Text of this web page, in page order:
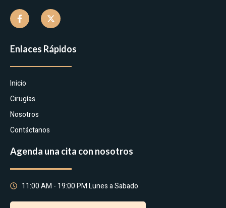
Enlaces Rápidos
Inicio
Cirugías
Nosotros
Contáctanos
Agenda una cita con nosotros
11:00 AM - 19:00 PM Lunes a Sabado